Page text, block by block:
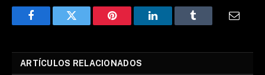
FacebookTwitter Pinterest LinkedInTumblr
ARTÍCULOS RELACIONADOS